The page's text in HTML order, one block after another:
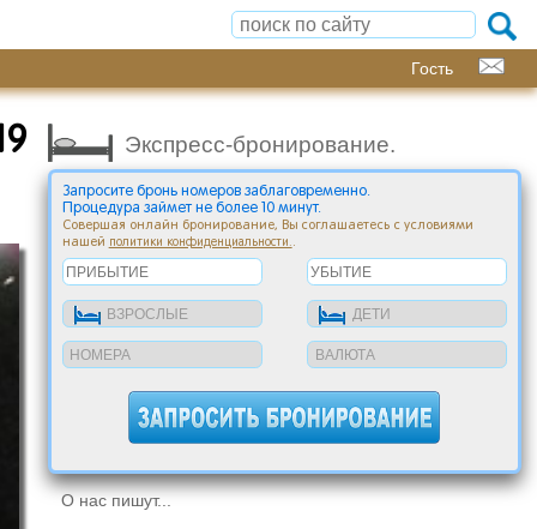
Гость
Экспресс-бронирование.
Запросите бронь номеров заблаговременно.
Процедура займет не более 10 минут.
Совершая онлайн бронирование, Вы соглашаетесь с условиями
нашей
политики конфиденциальности. .
О нас пишут...